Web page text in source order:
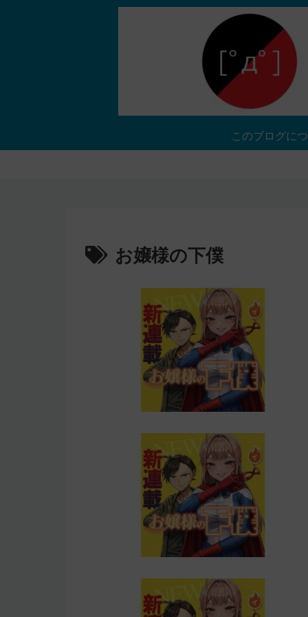
このブログに
お嬢様の下僕